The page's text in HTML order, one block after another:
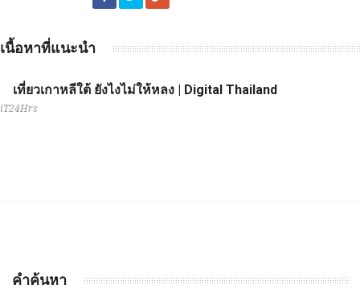
เนื้อหาที่แนะนำ
เที่ยวเกาหลีใต้ ยังไงไม่ให้หลง | Digital Thailand
iT24Hrs
คำค้นหา